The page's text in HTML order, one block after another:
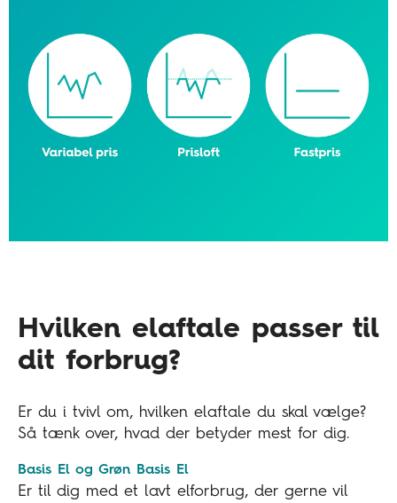
Hvilken elaftale passer til
dit forbrug?
Er du i tvivl om, hvilken elaftale du skal vælge?
Så tænk over, hvad der betyder mest for dig.
Basis El og Grøn Basis El
Er til dig med et lavt elforbrug, der gerne vil